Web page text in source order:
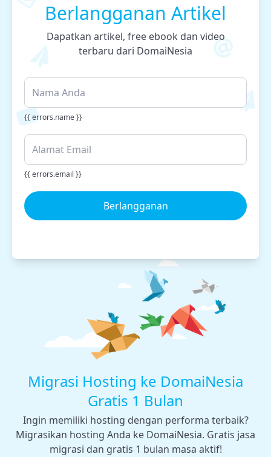
Berlangganan Artikel
Dapatkan artikel, free ebook dan video
terbaru dari DomaiNesia
{{ errors.name }}
{{ errors.email }}
Berlangganan
Migrasi Hosting ke DomaiNesia
Gratis 1 Bulan
Ingin memiliki hosting dengan performa terbaik?
Migrasikan hosting Anda ke DomaiNesia. Gratis jasa
migrasi dan gratis 1 bulan masa aktif!